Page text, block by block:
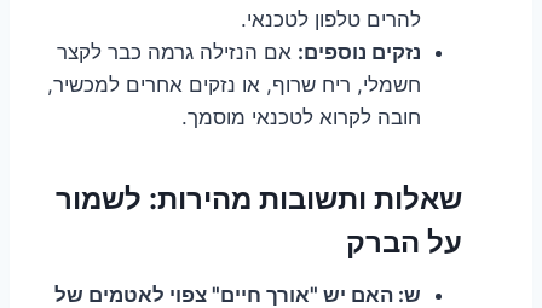
להרים טלפון לטכנאי.
נזקים נוספים: אם הנזילה גרמה כבר לקצר
חשמלי, ריח שרוף, או נזקים אחרים למכשיר,
חובה לקרוא לטכנאי מוסמך.
שאלות ותשובות מהירות: לשמור
על הברק
ש: האם יש "אורך חיים" צפוי לאטמים של